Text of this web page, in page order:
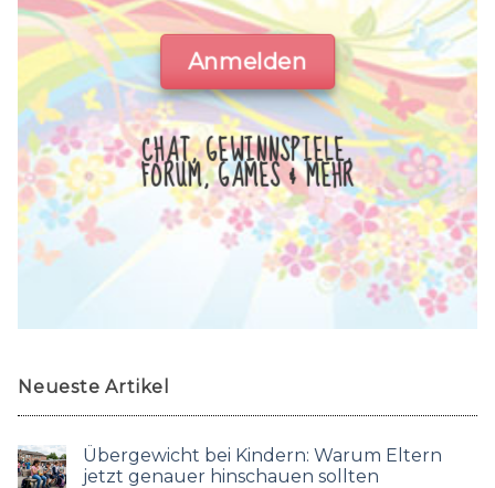
Anmelden
CHAT, GEWINNSPIELE,
FORUM, GAMES & MEHR
Neueste Artikel
Übergewicht bei Kindern: Warum Eltern
jetzt genauer hinschauen sollten